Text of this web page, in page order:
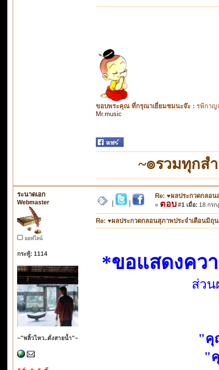
ขอบพระคุณ ที่กรุณาเยี่ยมชมนะจ๊ะ : รพีกาญ
Mr.music
~๏รวมทุกส
ระนาดเอก
Webmaster
ออฟไลน์
กระทู้: 1114
~"พลิ้วไหว..ดั่งสายน้ำ"~
Re: ♥ผลประกวดกลอ
« ตอบ #1 เมื่อ: 18 กร
Re: ♥ผลประกวดกลอนสุภาพประจำเดือน
*ขอแสดงคว
ส่วน
"คุ
"